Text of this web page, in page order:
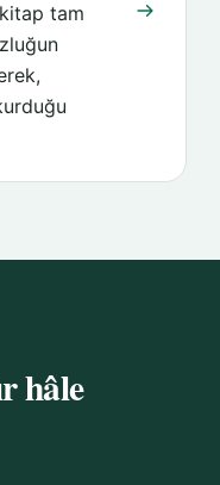
tam
hâle